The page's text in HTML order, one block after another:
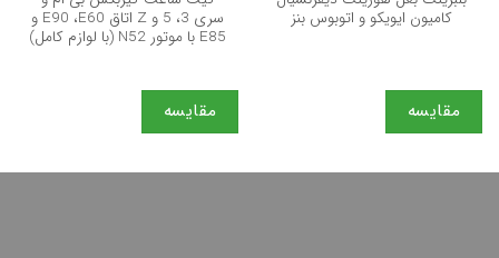
کامیون ایویکو و اتوبوس بنز
مقایسه
سری 3، 5 و Z اتاق E90 ،E60 و
E85 با موتور N52 (با لوازم کامل)
مقایسه